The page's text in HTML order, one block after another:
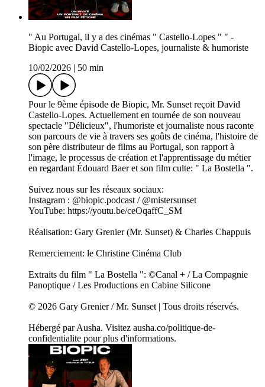
" Au Portugal, il y a des cinémas " Castello-Lopes " " -
Biopic avec David Castello-Lopes, journaliste & humoriste
10/02/2026
50 min
Pour le 9ème épisode de Biopic, Mr. Sunset reçoit David
Castello-Lopes. Actuellement en tournée de son nouveau
spectacle "Délicieux", l'humoriste et journaliste nous raconte
son parcours de vie à travers ses goûts de cinéma, l'histoire de
son père distributeur de films au Portugal, son rapport à
l'image, le processus de création et l'apprentissage du métier
en regardant Édouard Baer et son film culte: " La Bostella ".
Suivez nous sur les réseaux sociaux:
Instagram : @biopic.podcast / @mistersunset
YouTube: https://youtu.be/ceOqaffC_SM
Réalisation: Gary Grenier (Mr. Sunset) & Charles Chappuis
Remerciement: le Christine Cinéma Club
Extraits du film " La Bostella ": ©Canal + / La Compagnie
Panoptique / Les Productions en Cabine Silicone
© 2026 Gary Grenier / Mr. Sunset | Tous droits réservés.
Hébergé par Ausha. Visitez ausha.co/politique-de-
confidentialite pour plus d'informations.